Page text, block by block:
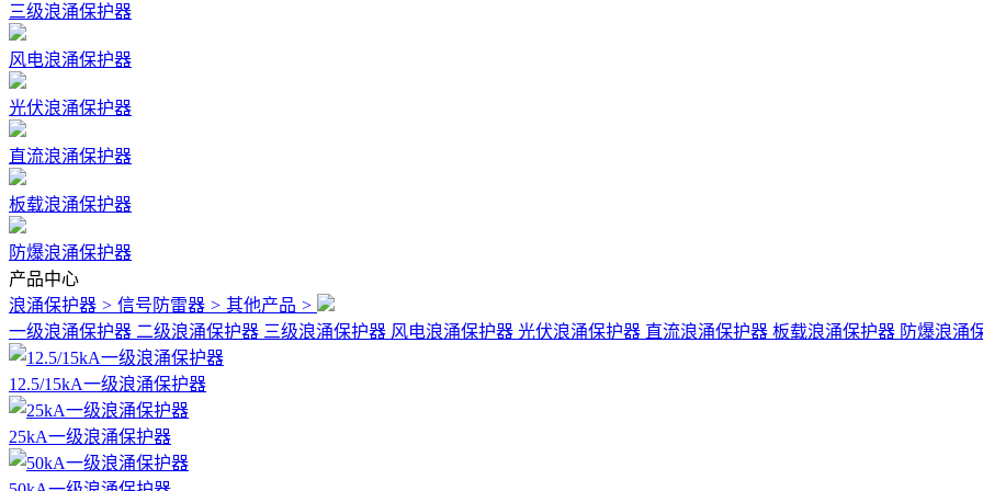
三级浪涌保护器
风电浪涌保护器
光伏浪涌保护器
直流浪涌保护器
板载浪涌保护器
防爆浪涌保护器
产品中心
浪涌保护器 > 信号防雷器 > 其他产品 >
一级浪涌保护器 二级浪涌保护器 三级浪涌保护器 风电浪涌保护器 光伏浪涌保护器 直流浪涌保护器 板载浪涌保护器 防爆浪涌
12.5/15kA一级浪涌保护器
25kA一级浪涌保护器